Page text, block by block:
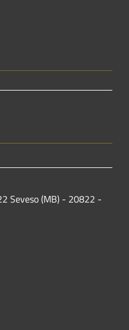
Seveso (MB) - 20822 -